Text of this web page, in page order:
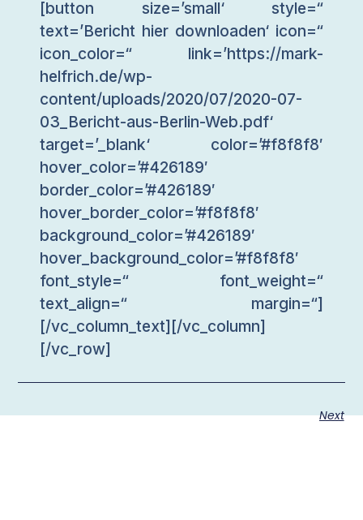
[button size=’small‘ style=“
text=’Bericht hier downloaden‘ icon=“
icon_color=“ link=’https://mark-
helfrich.de/wp-
content/uploads/2020/07/2020-07-
03_Bericht-aus-Berlin-Web.pdf‘
target=’_blank‘ color=’#f8f8f8′
hover_color=’#426189′
border_color=’#426189′
hover_border_color=’#f8f8f8′
background_color=’#426189′
hover_background_color=’#f8f8f8′
font_style=“ font_weight=“
text_align=“ margin=“]
[/vc_column_text][/vc_column]
[/vc_row]
Next